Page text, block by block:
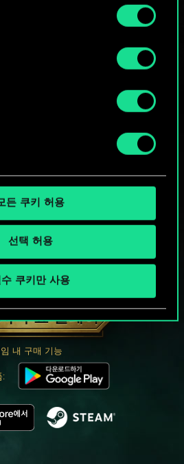
사항이나 관련 설정은 아래의
든 쿠키 허용
선택 허용
수 쿠키만 사용
판 어떠신가요?
무료 플레이
내 구매 기능
: